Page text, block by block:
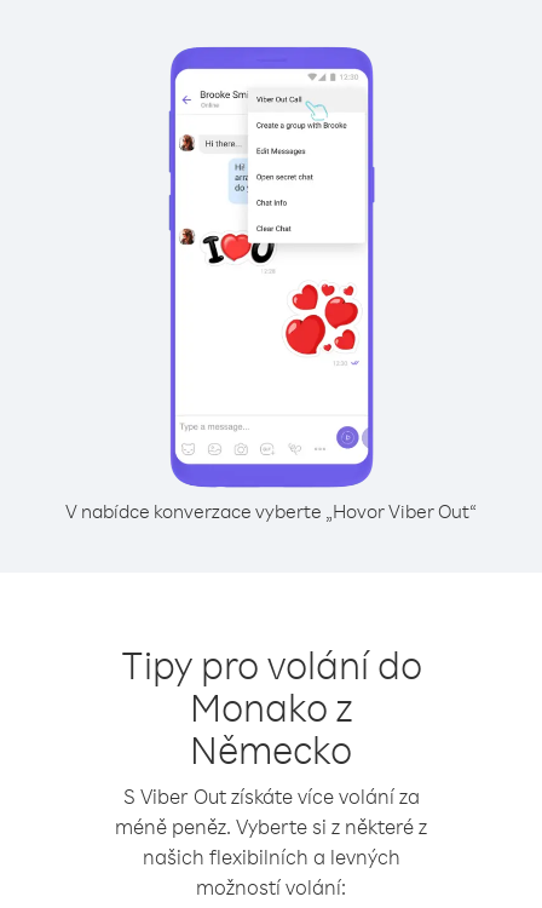
V nabídce konverzace vyberte „Hovor Viber Out“
Tipy pro volání do
Monako z
Německo
S Viber Out získáte více volání za
méně peněz. Vyberte si z některé z
našich flexibilních a levných
možností volání: